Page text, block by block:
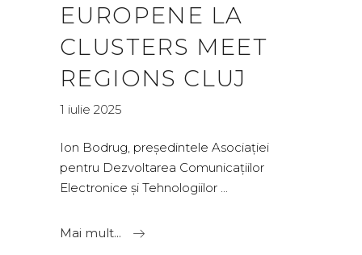
EUROPENE LA
CLUSTERS MEET
REGIONS CLUJ
1 iulie 2025
Ion Bodrug, președintele Asociației
pentru Dezvoltarea Comunicațiilor
Electronice și Tehnologiilor
Mai mult...